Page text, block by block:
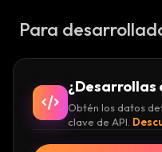
Para
¿Desarrollas
Obtén los datos
clave de API.